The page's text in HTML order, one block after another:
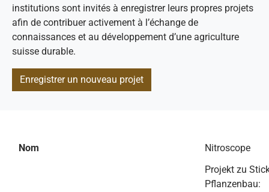
institutions sont invités à enregistrer leurs propres projets
afin de contribuer activement à l’échange de
connaissances et au développement d’une agriculture
suisse durable.
Enregistrer un nouveau projet
Nom Nitroscope
Projekt zu
Pflanzenbau: